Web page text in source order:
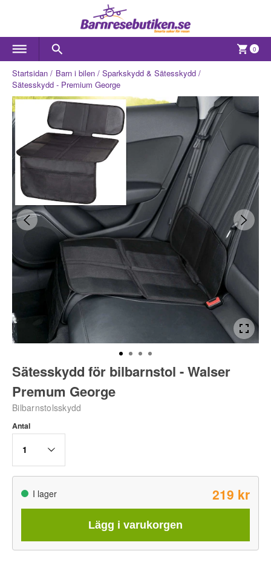
0
Startsidan Barn i bilen
Sparkskydd & Sätesskydd
Sätesskydd - Premium George
Sätesskydd för bilbarnstol - Walser
Premum George
Bilbarnstolsskydd
Antal
1
I lager 219 kr
Lägg i varukorgen